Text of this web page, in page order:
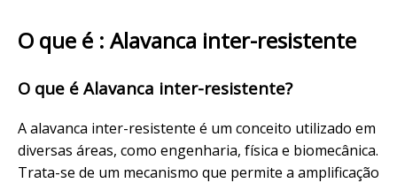
O que é : Alavanca inter-resistente
O que é Alavanca inter-resistente?
A alavanca inter-resistente é um conceito utilizado em
diversas áreas, como engenharia, física e biomecânica.
Trata-se de um mecanismo que permite a amplificação